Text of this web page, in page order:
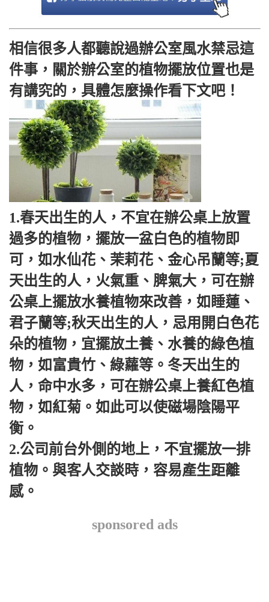
相信很多人都聽說過辦公室風水禁忌這
件事，關於辦公室的植物擺放位置也是
有講究的，具體怎麼操作看下文吧！
1.春天出生的人，不宜在辦公桌上放置
過多的植物，擺放一盆白色的植物即
可，如水仙花、茉莉花、金心吊蘭等;夏
天出生的人，火氣重、脾氣大，可在辦
公桌上擺放水養植物來改善，如睡蓮、
君子蘭等;秋天出生的人，忌用開白色花
朵的植物，宜擺放土養、水養的綠色植
物，如富貴竹、綠蘿等。 冬天出生的
人，命中水多，可在辦公桌上養紅色植
物，如紅菊。 如此可以使磁場陰陽平
衡。
2.公司前台外側的地上，不宜擺放一排
植物。 與客人交談時，容易產生距離
感。
sponsored ads